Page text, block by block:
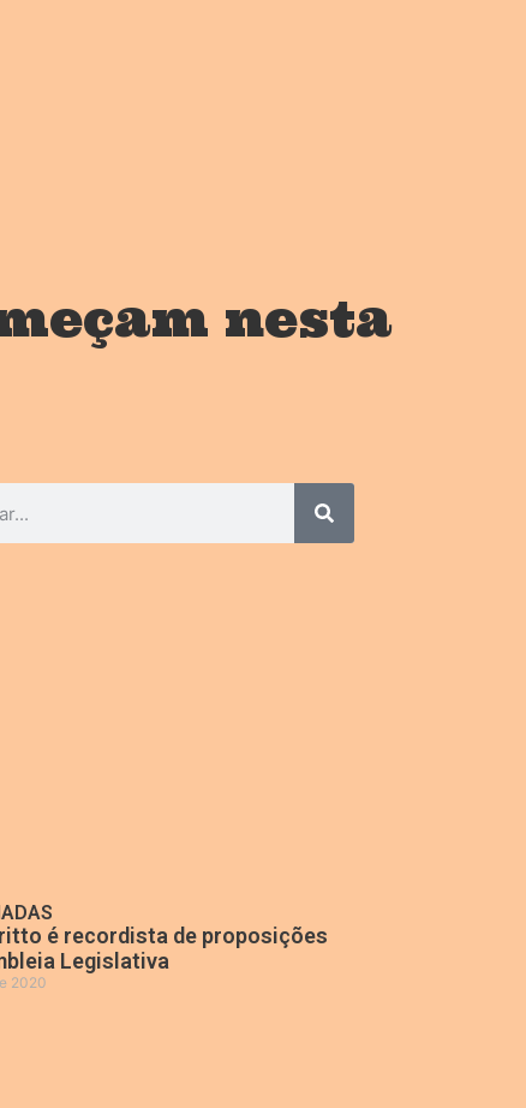
nesta
é recordista de proposições
Legislativa
2020